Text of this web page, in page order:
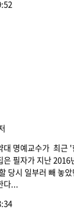
대 명예교수가 최근
은 필자가 지난
당시 일부러 빼 놓
다...